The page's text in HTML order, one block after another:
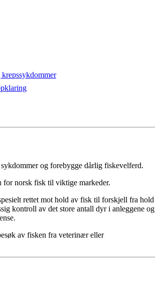
og forebygge dårlig fiskevelferd.
for norsk fisk til viktige markeder.
rettet mot hold av fisk til forskjell fra hold
kontroll av det store antall dyr i anleggene og
av fisken fra veterinær eller